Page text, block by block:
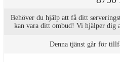
Behöver du hjälp att få ditt
kan vara ditt ombud! Vi hjälper dig
Denna tjänst går för